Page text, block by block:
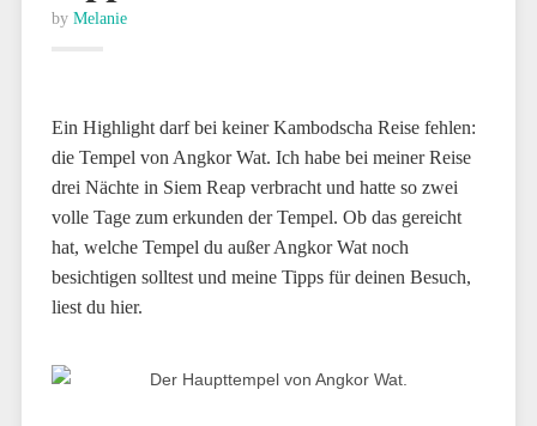
by Melanie
Ein Highlight darf bei keiner Kambodscha Reise fehlen:
die Tempel von Angkor Wat. Ich habe bei meiner Reise
drei Nächte in Siem Reap verbracht und hatte so zwei
volle Tage zum erkunden der Tempel. Ob das gereicht
hat, welche Tempel du außer Angkor Wat noch
besichtigen solltest und meine Tipps für deinen Besuch,
liest du hier.